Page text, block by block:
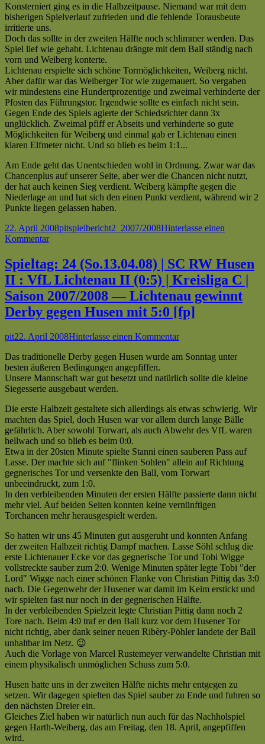
(Teil
I)
Konsterniert ging es in die Halbzeitpause. Niemand war mit dem
bisherigen Spielverlauf zufrieden und die fehlende Torausbeute
irritierte uns.
Doch das sollte in der zweiten Hälfte noch schlimmer werden. Das
Spiel lief wie gehabt. Lichtenau drängte mit dem Ball ständig nach
vorn und Weiberg konterte.
Lichtenau erspielte sich schöne Tormöglichkeiten, Weiberg nicht.
Aber dafür war das Weiberger Tor wie zugemauert. So vergaben
wir mindestens eine Hundertprozentige und zweimal verhinderte der
Pfosten das Führungstor. Irgendwie sollte es einfach nicht sein.
Gegen Ende des Spiels agierte der Schiedsrichter dann 3x
unglücklich. Zweimal pfiff er Abseits und verhinderte so gute
Möglichkeiten für Weiberg und einmal gab er Lichtenau einen
klaren Elfmeter nicht. Und so blieb es beim 1:1...
Am Ende geht das Unentschieden wohl in Ordnung. Zwar war das
Chancenplus auf unserer Seite, aber wer die Chancen nicht nutzt,
der hat auch keinen Sieg verdient. Weiberg kämpfte gegen die
Niederlage an und hat sich den einen Punkt verdient, während wir 2
Punkte liegen gelassen haben.
Veröffentlicht
am
22. April 2008Autor
pitKategorien
spielberichtSchlagwörter
2_2007/2008Hinterlasse einen
Kommentarzu
21
(Do.20.03.08)
|
SG
Harth/
Weiberg
:
Lichtenau
II
(1:1)
|
C
|
Saison
2007/2008
—
Es
hat
nicht
sollen
sein
(Teil
[fp]
Spieltag: 24 (So.13.04.08) | SC RW Husen
II : VfL Lichtenau II (0:5) | Kreisliga C |
Saison 2007/2008 — Lichtenau gewinnt
Derby gegen Husen mit 5:0 [fp]
Autor
pitVeröffentlicht
22. April 2008Hinterlasse einen Kommentarzu
24
|
Husen
II
:
Lichtenau
II
(0:5)
Kreisliga
C
2007/2008
—
Lichtenau
gewinnt
Derby
gegen
Husen
mit
5:0
[fp]
Das traditionelle Derby gegen Husen wurde am Sonntag unter
besten äußeren Bedingungen angepfiffen.
Unsere Mannschaft war gut besetzt und natürlich sollte die kleine
Siegesserie ausgebaut werden.
Die erste Halbzeit gestaltete sich allerdings als etwas schwierig. Wir
machten das Spiel, doch Husen war vor allem durch lange Bälle
gefährlich. Aber sowohl Torwart, als auch Abwehr des VfL waren
hellwach und so blieb es beim 0:0.
Etwa in der 20sten Minute spielte Stanni einen sauberen Pass auf
Lasse. Der machte sich auf "flinken Sohlen" allein auf Richtung
gegnerisches Tor und versenkte den Ball, vom Torwart
unbeeindruckt, zum 1:0.
In den verbleibenden Minuten der ersten Hälfte passierte dann nicht
mehr viel. Auf beiden Seiten konnten keine vernünftigen
Torchancen mehr herausgespielt werden.
So hatten wir uns 45 Minuten gut ausgeruht und konnten Anfang
der zweiten Halbzeit richtig Dampf machen. Lasse Söhl schlug die
erste Lichtenauer Ecke vor das gegnerische Tor und Tobi Wigge
vollstreckte sauber zum 2:0. Wenige Minuten später legte Tobi "der
Lord" Wigge nach einer schönen Flanke von Christian Pittig das 3:0
nach. Die Gegenwehr der Husener war damit im Keim erstickt und
wir spielten fast nur noch in der gegnerischen Hälfte.
In der verbleibenden Spielzeit legte Christian Pittig dann noch 2
Tore nach. Beim 4:0 traf er den Ball kurz vor dem Husener Tor
nicht richtig, aber dank seiner neuen Ribèry-Pöhler landete der Ball
unhaltbar im Netz. 😉
Auch die Vorlage von Marcel Rustemeyer verwandelte Christian mit
einem physikalisch unmöglichen Schuss zum 5:0.
Husen hatte uns in der zweiten Hälfte nichts mehr entgegen zu
setzen. Wir dagegen spielten das Spiel sauber zu Ende und fuhren so
den nächsten Dreier ein.
Gleiches Ziel haben wir natürlich nun auch für das Nachholspiel
gegen Harth-Weiberg, das am Freitag, den 18. April, angepfiffen
wird.